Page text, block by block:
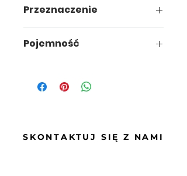
Przeznaczenie
Pojemność
SKONTAKTUJ SIĘ Z NAMI